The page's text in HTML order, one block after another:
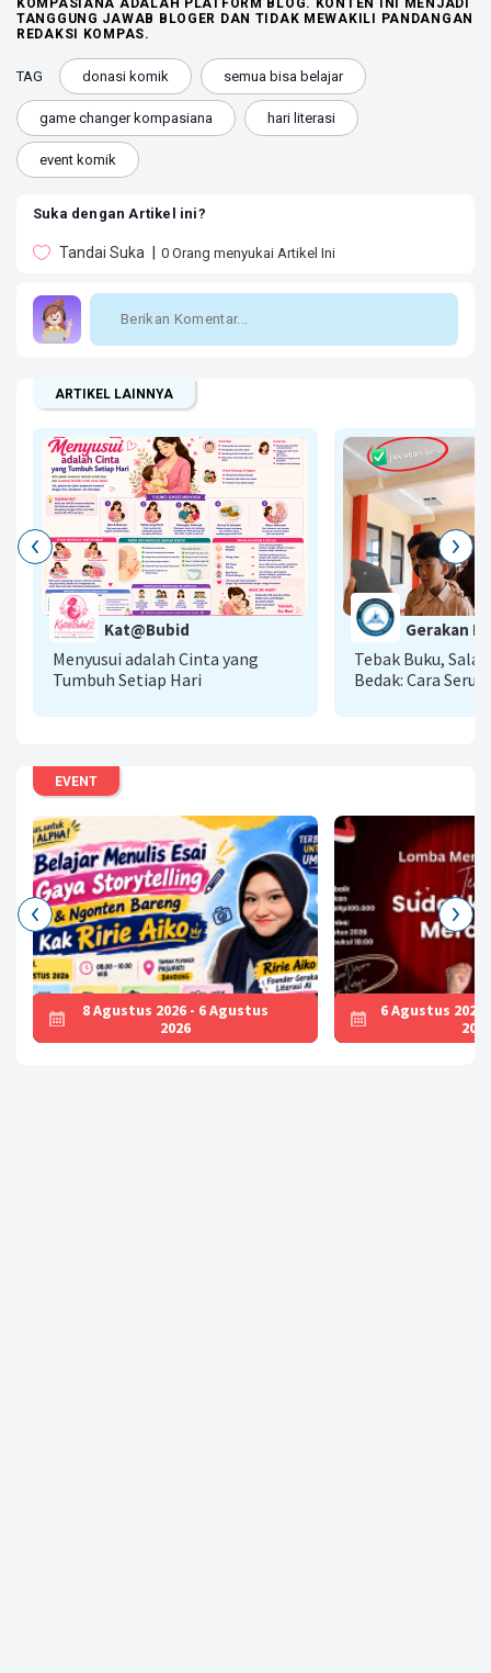
KOMPASIANA ADALAH PLATFORM BLOG. KONTEN INI MENJADI
TANGGUNG JAWAB BLOGER DAN TIDAK MEWAKILI PANDANGAN
REDAKSI KOMPAS.
TAG donasi komik semua bisa belajar
game changer kompasiana hari literasi
event komik
Suka dengan Artikel ini?
Tandai Suka 0 Orang menyukai Artikel Ini
ARTIKEL LAINNYA
Kat@Bubid
Menyusui adalah Cinta yang
Tumbuh Setiap Hari
Gerakan
Tebak Buku,
Bedak: Cara Seru
EVENT
8 Agustus 2026 - 6 Agustus
2026
6 Agustus 2026
2026